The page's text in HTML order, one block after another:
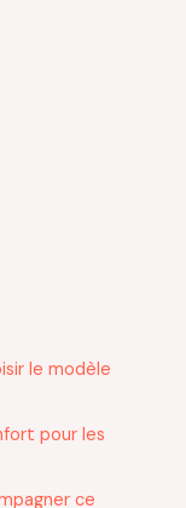
le modèle
pour les
ce